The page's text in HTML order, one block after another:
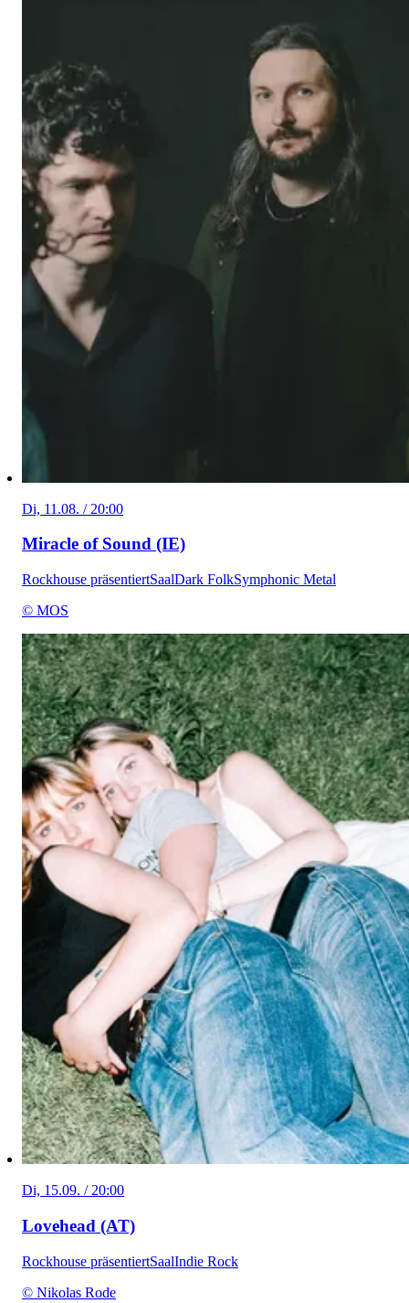
Di, 11.08. / 20:00
Miracle of Sound (IE)
Rockhouse präsentiertSaalDark FolkSymphonic Metal
© MOS
Di, 15.09. / 20:00
Lovehead (AT)
Rockhouse präsentiertSaalIndie Rock
© Nikolas Rode